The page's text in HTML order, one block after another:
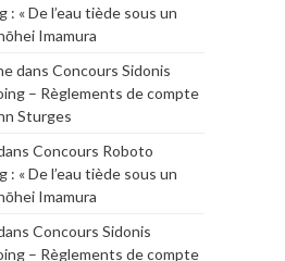
« De l’eau tiède sous un
Imamura
dans Concours Sidonis
– Règlements de compte
Sturges
Concours Roboto
« De l’eau tiède sous un
Imamura
Concours Sidonis
– Règlements de compte